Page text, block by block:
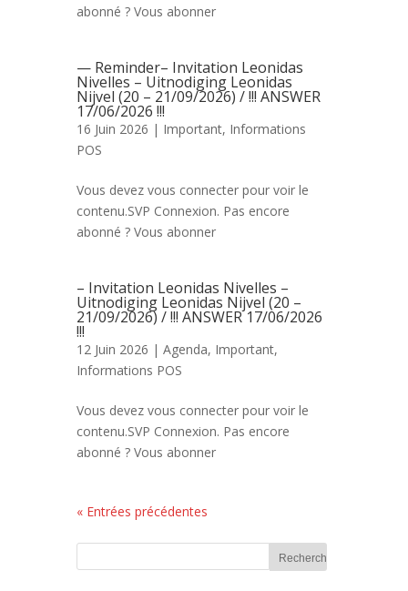
abonné ? Vous abonner
— Reminder– Invitation Leonidas
Nivelles – Uitnodiging Leonidas
Nijvel (20 – 21/09/2026) / !!! ANSWER
17/06/2026 !!!
16 Juin 2026 | Important, Informations
POS
Vous devez vous connecter pour voir le
contenu.SVP Connexion. Pas encore
abonné ? Vous abonner
– Invitation Leonidas Nivelles –
Uitnodiging Leonidas Nijvel (20 –
21/09/2026) / !!! ANSWER 17/06/2026
!!!
12 Juin 2026 | Agenda, Important,
Informations POS
Vous devez vous connecter pour voir le
contenu.SVP Connexion. Pas encore
abonné ? Vous abonner
« Entrées précédentes